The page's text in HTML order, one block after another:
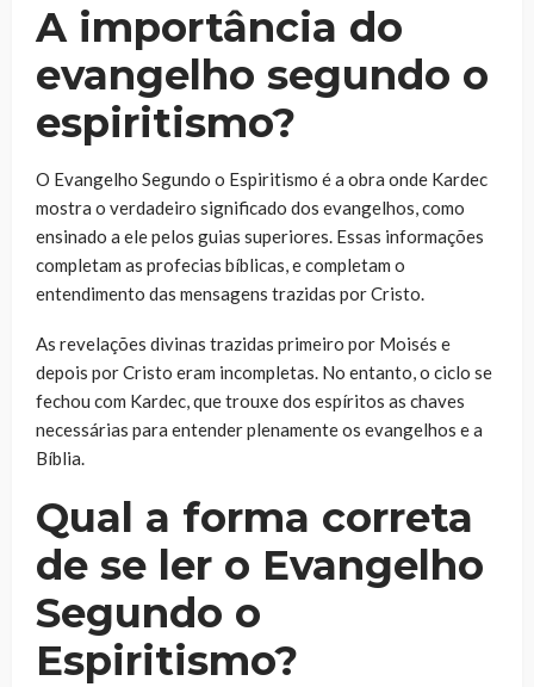
A importância do
evangelho segundo o
espiritismo?
O Evangelho Segundo o Espiritismo é a obra onde Kardec
mostra o verdadeiro significado dos evangelhos, como
ensinado a ele pelos guias superiores. Essas informações
completam as profecias bíblicas, e completam o
entendimento das mensagens trazidas por Cristo.
As revelações divinas trazidas primeiro por Moisés e
depois por Cristo eram incompletas. No entanto, o ciclo se
fechou com Kardec, que trouxe dos espíritos as chaves
necessárias para entender plenamente os evangelhos e a
Bíblia.
Qual a forma correta
de se ler o Evangelho
Segundo o
Espiritismo?